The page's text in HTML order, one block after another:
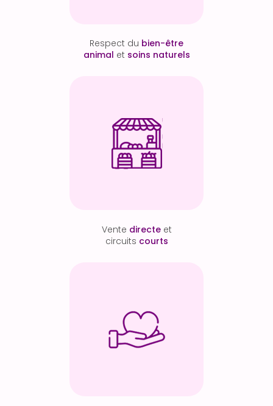
Respect du bien-être
animal et soins naturels
Vente directe et
circuits courts